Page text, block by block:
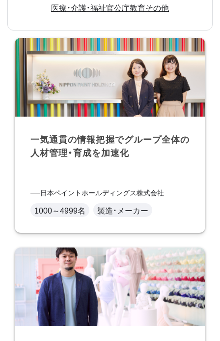
医療・介護・福祉官公庁教育その他
一気通貫の情報把握でグループ全体の
人材管理・育成を加速化
日本ペイントホールディングス株式会社
1000～4999名 製造・メーカー